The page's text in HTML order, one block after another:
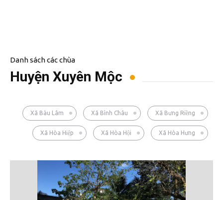
Danh sách các chùa
Huyện Xuyên Mộc
Xã Bàu Lâm Xã Bình Châu Xã Bưng Riềng
Xã Hòa Hiệp Xã Hòa Hội Xã Hòa Hưng